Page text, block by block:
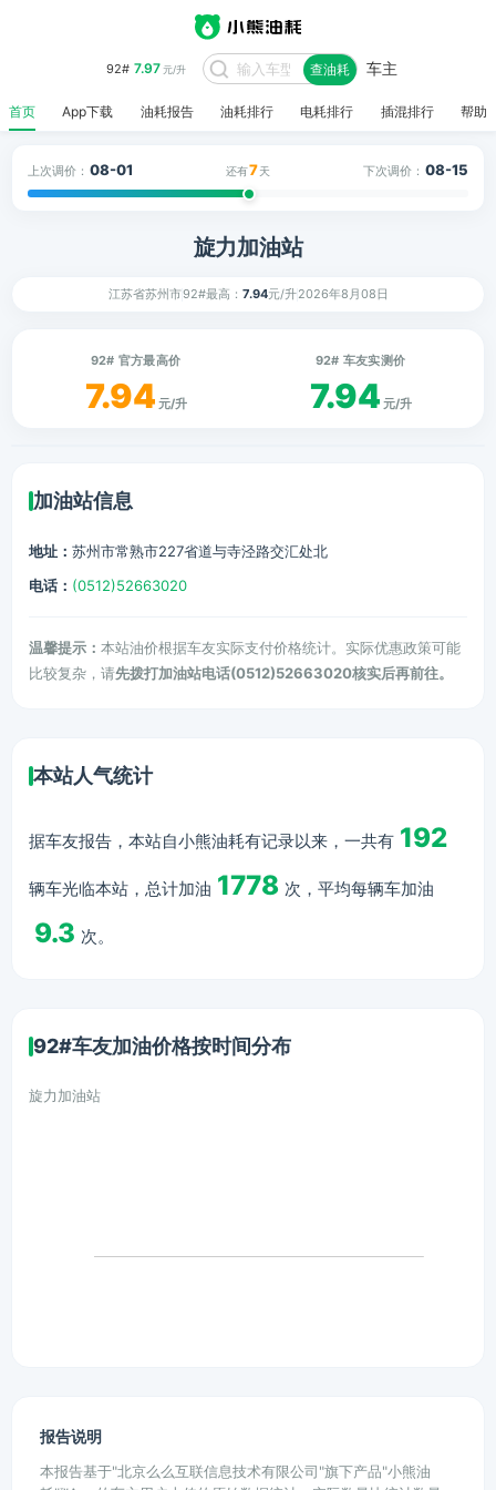
92# 7.97元/升 查油耗 车主
首页 App下载 油耗报告 油耗排行 电耗排行 插混排行 帮助
上次调价： 08-01 还有7天 下次调价： 08-15
旋力加油站
江苏省苏州市92#最高： 7.94元/升2026年8月08日
92# 官方最高价
7.94 元/升
92# 车友实测价
7.94 元/升
加油站信息
地址： 苏州市常熟市227省道与寺泾路交汇处北
电话： (0512)52663020
温馨提示： 本站油价根据车友实际支付价格统计。实际优惠政策可能
比较复杂，请先拨打加油站电话(0512)52663020核实后再前往。
本站人气统计
据车友报告，本站自小熊油耗有记录以来，一共有 192
辆车光临本站，总计加油 1778 次，平均每辆车加油
9.3 次。
92#车友加油价格按时间分布
旋力加油站
报告说明
本报告基于"北京么么互联信息技术有限公司"旗下产品"小熊油